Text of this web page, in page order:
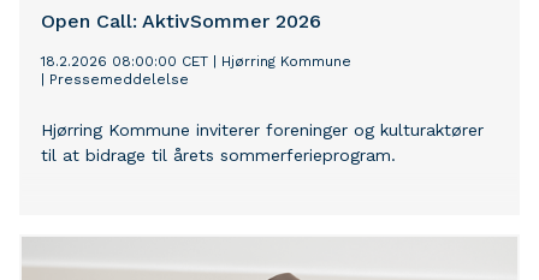
Open Call: AktivSommer 2026
18.2.2026 08:00:00 CET
Hjørring Kommune
Pressemeddelelse
Hjørring Kommune inviterer foreninger og kulturaktører
til at bidrage til årets sommerferieprogram.